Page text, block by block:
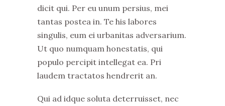
dicit qui. Per eu unum persius, mei
tantas postea in. Te his labores
singulis, eum ei urbanitas adversarium.
Ut quo numquam honestatis, qui
populo percipit intellegat ea. Pri
laudem tractatos hendrerit an.
Qui ad idque soluta deterruisset, nec